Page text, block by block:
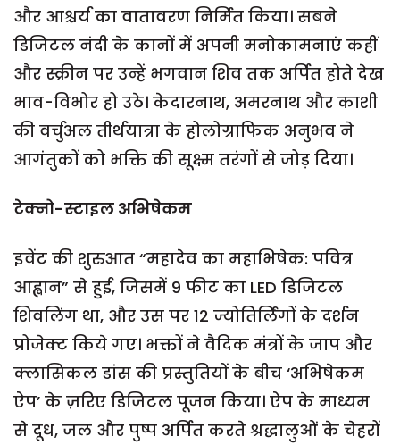
और आश्चर्य का वातावरण निर्मित किया। सबने
डिजिटल नंदी के कानों में अपनी मनोकामनाएं कहीं
और स्क्रीन पर उन्हें भगवान शिव तक अर्पित होते देख
भाव-विभोर हो उठे। केदारनाथ, अमरनाथ और काशी
की वर्चुअल तीर्थयात्रा के होलोग्राफिक अनुभव ने
आगंतुकों को भक्ति की सूक्ष्म तरंगों से जोड़ दिया।
टेक्नो-स्टाइल अभिषेकम
इवेंट की शुरुआत “महादेव का महाभिषेक: पवित्र
आह्वान” से हुई, जिसमें 9 फीट का LED डिजिटल
शिवलिंग था, और उस पर 12 ज्योतिर्लिंगों के दर्शन
प्रोजेक्ट किये गए। भक्तों ने वैदिक मंत्रों के जाप और
क्लासिकल डांस की प्रस्तुतियों के बीच ‘अभिषेकम
ऐप’ के ज़रिए डिजिटल पूजन किया। ऐप के माध्यम
से दूध, जल और पुष्प अर्पित करते श्रद्धालुओं के चेहरों